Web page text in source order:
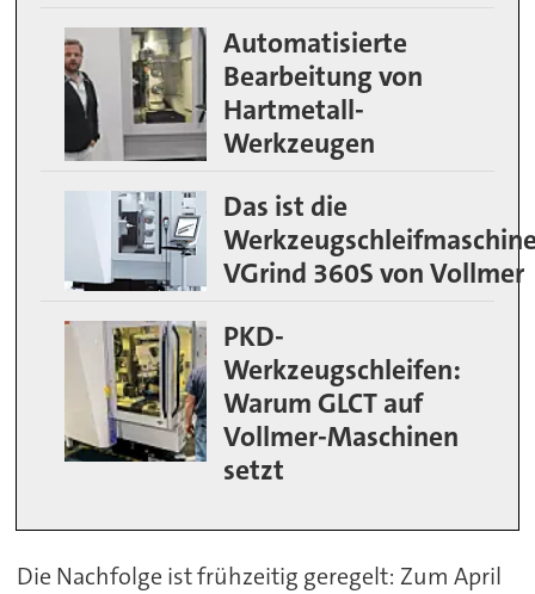
Automatisierte
Bearbeitung von
Hartmetall-
Werkzeugen
Das ist die
VGrind 360S von Vollmer
PKD-
Werkzeugschleifen:
Warum GLCT auf
Vollmer-Maschinen
setzt
Die Nachfolge ist frühzeitig geregelt: Zum April